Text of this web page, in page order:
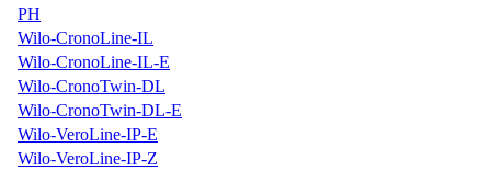
PH
Wilo-CronoLine-IL
Wilo-CronoLine-IL-E
Wilo-CronoTwin-DL
Wilo-CronoTwin-DL-E
Wilo-VeroLine-IP-E
Wilo-VeroLine-IP-Z